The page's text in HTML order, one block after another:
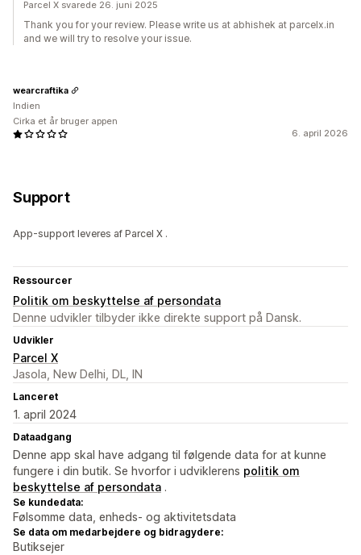
Parcel X svarede 26. juni 2025
Thank you for your review. Please write us at abhishek at parcelx.in
and we will try to resolve your issue.
6. april 2026
wearcraftika
Indien
Cirka et år bruger appen
Support
App-support leveres af Parcel X .
Ressourcer
Politik om beskyttelse af persondata
Denne udvikler tilbyder ikke direkte support på Dansk.
Udvikler
Parcel X
Jasola, New Delhi, DL, IN
Lanceret
1. april 2024
Dataadgang
Denne app skal have adgang til følgende data for at kunne
fungere i din butik. Se hvorfor i udviklerens politik om
beskyttelse af persondata .
Se kundedata:
Følsomme data, enheds- og aktivitetsdata
Se data om medarbejdere og bidragydere:
Butiksejer